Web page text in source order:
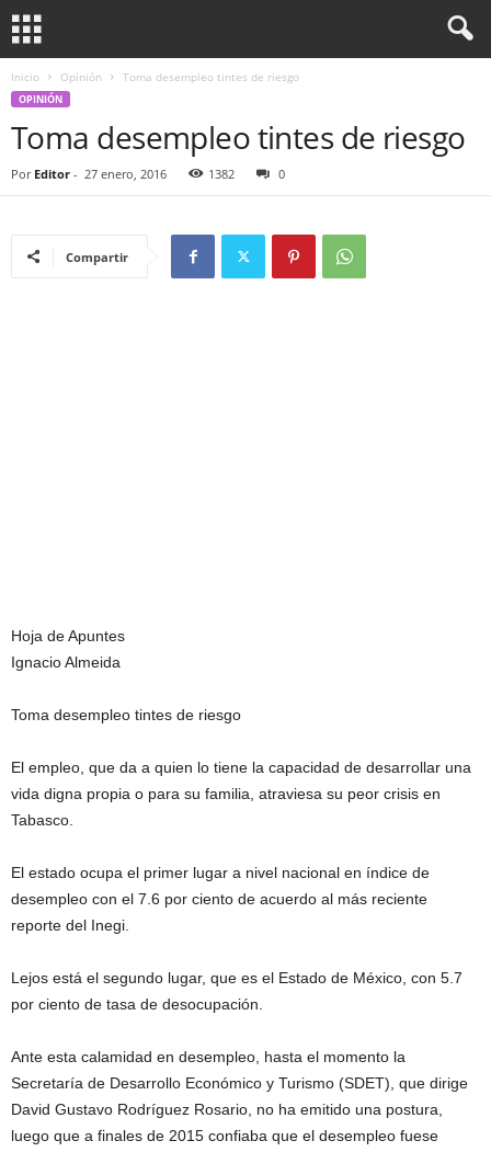
Inicio Opinión Toma desempleo tintes de riesgo
OPINIÓN
Toma desempleo tintes de riesgo
Por Editor - 27 enero, 2016 1382 0
Compartir
Hoja de Apuntes
Ignacio Almeida
Toma desempleo tintes de riesgo
El empleo, que da a quien lo tiene la capacidad de desarrollar una
vida digna propia o para su familia, atraviesa su peor crisis en
Tabasco.
El estado ocupa el primer lugar a nivel nacional en índice de
desempleo con el 7.6 por ciento de acuerdo al más reciente
reporte del Inegi.
Lejos está el segundo lugar, que es el Estado de México, con 5.7
por ciento de tasa de desocupación.
Ante esta calamidad en desempleo, hasta el momento la
Secretaría de Desarrollo Económico y Turismo (SDET), que dirige
David Gustavo Rodríguez Rosario, no ha emitido una postura,
luego que a finales de 2015 confiaba que el desempleo fuese